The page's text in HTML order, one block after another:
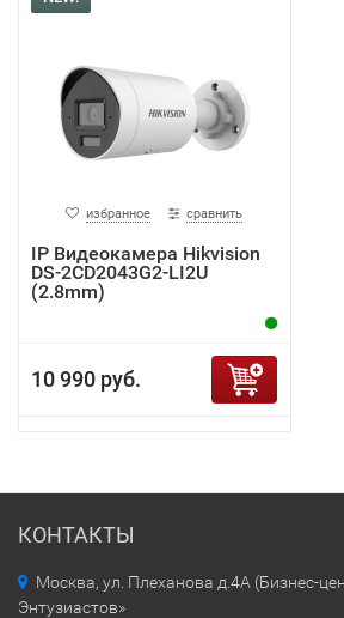
избранное сравнить
IP Видеокамера Hikvision
DS-2CD2043G2-LI2U
(2.8mm)
10 990 руб.
КОНТАКТЫ
Москва, ул. Плеханова д.4А (Бизнес-
Энтузиастов»